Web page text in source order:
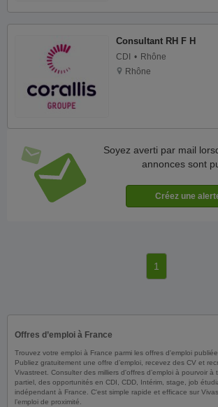
Consultant RH F H
CDI
Rhône
Rhône
Soyez averti par mail
annonces sont
1
Offres d’emploi à France
Trouvez votre emploi à France parmi les offres d'emploi
Publiez gratuitement une offre d’emploi, recevez des CV et
Vivastreet. Consulter des milliers d'offres d’emploi à pourvoir à
partiel, des opportunités en CDI, CDD, Intérim, stage, job
indépendant à France. C'est simple rapide et efficace sur
l’emploi de proximité.